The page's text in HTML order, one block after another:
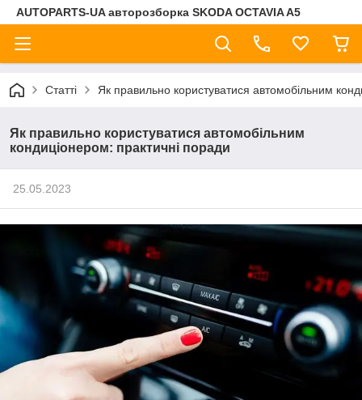
AUTOPARTS-UA авторозборка SKODA OCTAVIA A5
Статті Як правильно користуватися автомобільним
Як правильно користуватися автомобільним
кондиціонером: практичні поради
25.05.2023